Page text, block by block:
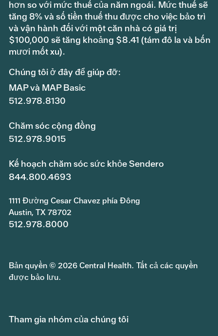
hơn so với mức thuế của năm ngoái. Mức thuế sẽ
tăng 8% và số tiền thuế thu được cho việc bảo trì
và vận hành đối với một căn nhà có giá trị
$100,000 sẽ tăng khoảng $8.41 (tám đô la và bốn
mươi mốt xu).
Chúng tôi ở đây để giúp đỡ:
MAP và MAP Basic
512.978.8130
Chăm sóc cộng đồng
512.978.9015
Kế hoạch chăm sóc sức khỏe Sendero
844.800.4693
1111 Đường Cesar Chavez phía Đông
Austin, TX 78702
512.978.8000
Bản quyền © 2026 Central Health. Tất cả các quyền
được bảo lưu.
Tham gia nhóm của chúng tôi